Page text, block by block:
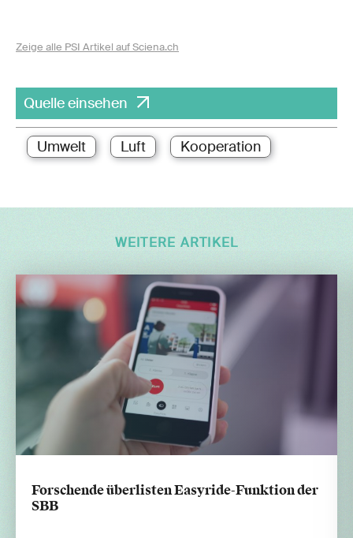
Zeige alle PSI Artikel auf Sciena.ch
Quelle einsehen
Umwelt Luft Kooperation
WEITERE ARTIKEL
Forschende überlisten Easyride-Funktion der
SBB